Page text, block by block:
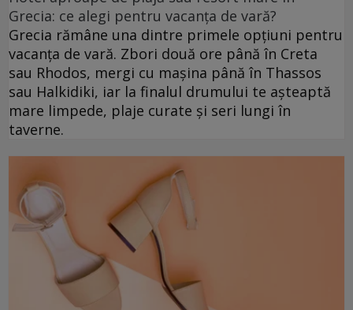
Grecia: ce alegi pentru vacanța de vară?
Grecia rămâne una dintre primele opțiuni pentru
vacanța de vară. Zbori două ore până în Creta
sau Rhodos, mergi cu mașina până în Thassos
sau Halkidiki, iar la finalul drumului te așteaptă
mare limpede, plaje curate și seri lungi în
taverne.